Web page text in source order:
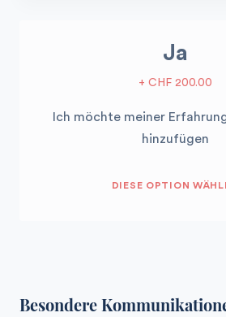
Ja
+ CHF 200.00
Ich möchte meiner
hinzufügen
DIESE OPTION
Besondere